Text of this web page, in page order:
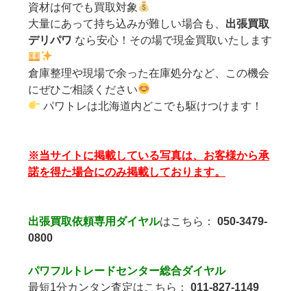
資材は何でも買取対象
大量にあって持ち込みが難しい場合も、 出張買取
デリパワ なら安心！その場で現金買取いたします
倉庫整理や現場で余った在庫処分など、この機会
にぜひご相談ください
パワトレは北海道内どこでも駆けつけます！
※当サイトに掲載している写真は、お客様から承
諾を得た場合にのみ掲載しております。
出張買取依頼専用ダイヤルはこちら：050-3479-
0800
パワフルトレードセンター総合ダイヤル
最短1分カンタン査定はこちら：011-827-1149